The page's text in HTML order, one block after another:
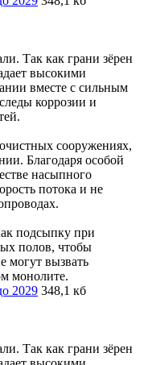
Так как грани зёрен
высокими
вместе с сильным
коррозии и
сооружениях,
Благодаря особой
насыпного
потока и не
подсыпку при
полов, чтобы
могут вызвать
монолите.
2029 348,1 кб
Так как грани зёрен